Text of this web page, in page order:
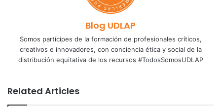
Blog UDLAP
Somos partícipes de la formación de profesionales críticos,
creativos e innovadores, con conciencia ética y social de la
distribución equitativa de los recursos #TodosSomosUDLAP
Related Articles